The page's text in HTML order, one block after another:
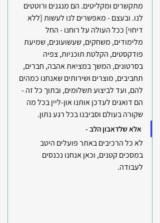
מתקשרים ומקליטים. הם מנגנים ורוטטים
לנו. ובעצם - מאפשרים לנו לעשות [ללא
דיחוי] ככל העולה על רוחנו - החל
מלימודים, משחקים, שעשועונים, שמיעת
פודקסטים, הקלטת תוכניות, צפיה
בסרטונים, המשך במציאת אהבה, חברים,
תחביבים, מוצרים ושירותים שאנחנו כמהים
להם, ועד לביצוע תשלומים, ובתוך כל זה -
הם דואגים לעדכן אותנו און-ליין בכל מה
שקורה בעולם וסביבנו בכל רגע נתון.
אלא שלדאבון הלב -
לא כל הרכיבים באתר פועלים היטב
במסכים קטנים, וכאן אנחנו נכנסים
לעבודה.